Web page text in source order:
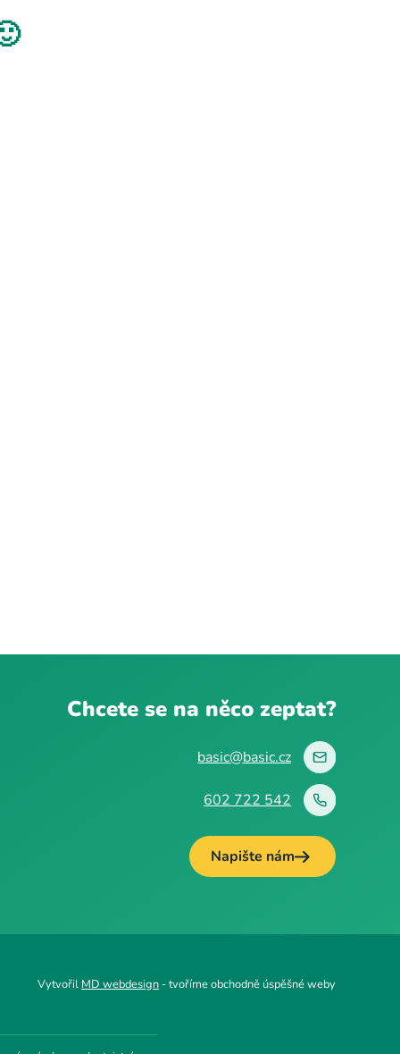
Chcete se na něco zeptat?
basic@basic.cz
602 722 542
Napište nám
Vytvořil MD webdesign - tvoříme obchodně úspěšné weby